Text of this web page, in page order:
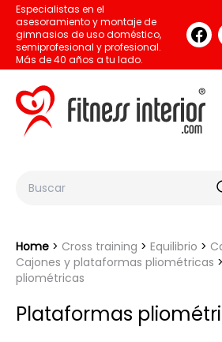
Especialistas en el
asesoramiento y montaje de
gimnasios de uso doméstico,
semiprofesional y profesional.
Más de 40 años a tu lado.
Home Cross training Equilibrio
Cajones y plataformas pliométricas
pliométricas
Plataformas